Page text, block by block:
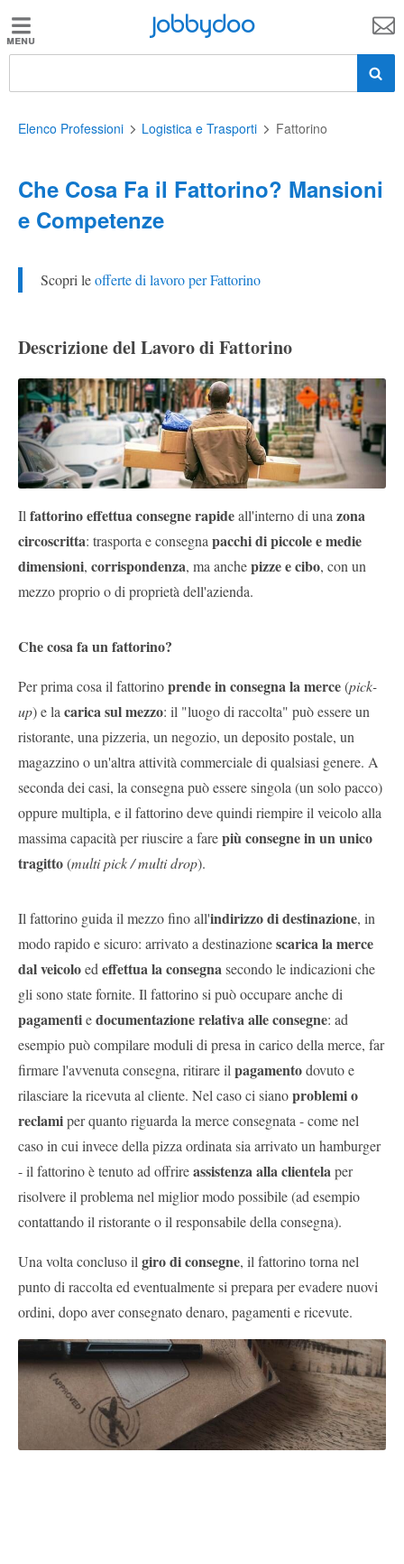
Jobbydoo
lavoro
Stipendi
professioni
Pubblica
Offerte
Area
Aziende
Jobbydoo
Elenco Professioni Logistica e Trasporti Fattorino
Che Cosa Fa il Fattorino? Mansioni
e Competenze
Scopri leofferte di lavoro per Fattorino
Descrizione del Lavoro di Fattorino
Ilfattorino effettua consegne rapideall'interno di unazona
circoscritta: trasporta e consegnapacchi di piccole e medie
dimensioni, corrispondenza, ma anchepizze e cibo, con un
mezzo proprio o di proprietà dell'azienda.
Che cosa fa un fattorino?
Per prima cosa il fattorinoprende in consegna la merce(pick-
up) e lacarica sul mezzo: il "luogo di raccolta" può essere un
ristorante, una pizzeria, un negozio, un deposito postale, un
magazzino o un'altra attività commerciale di qualsiasi genere. A
seconda dei casi, la consegna può essere singola (un solo pacco)
oppure multipla, e il fattorino deve quindi riempire il veicolo alla
massima capacità per riuscire a farepiù consegne in un unico
tragitto(multi pick / multi drop).
Il fattorino guida il mezzo fino all'indirizzo di destinazione, in
modo rapido e sicuro: arrivato a destinazionescarica la merce
dal veicoloedeffettua la consegnasecondo le indicazioni che
gli sono state fornite. Il fattorino si può occupare anche di
pagamentiedocumentazione relativa alle consegne: ad
esempio può compilare moduli di presa in carico della merce, far
firmare l'avvenuta consegna, ritirare ilpagamentodovuto e
rilasciare la ricevuta al cliente. Nel caso ci sianoproblemi o
reclamiper quanto riguarda la merce consegnata - come nel
caso in cui invece della pizza ordinata sia arrivato un hamburger
- il fattorino è tenuto ad offrireassistenza alla clientelaper
risolvere il problema nel miglior modo possibile (ad esempio
contattando il ristorante o il responsabile della consegna).
Una volta concluso ilgiro di consegne, il fattorino torna nel
punto di raccolta ed eventualmente si prepara per evadere nuovi
ordini, dopo aver consegnato denaro, pagamenti e ricevute.